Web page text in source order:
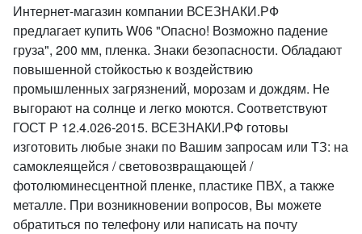
Интернет-магазин компании ВСЕЗНАКИ.РФ
предлагает купить W06 "Опасно! Возможно падение
груза", 200 мм, пленка. Знаки безопасности. Обладают
повышенной стойкостью к воздействию
промышленных загрязнений, морозам и дождям. Не
выгорают на солнце и легко моются. Соответствуют
ГОСТ Р 12.4.026-2015. ВСЕЗНАКИ.РФ готовы
изготовить любые знаки по Вашим запросам или ТЗ: на
самоклеящейся / световозвращающей /
фотолюминесцентной пленке, пластике ПВХ, а также
металле. При возникновении вопросов, Вы можете
обратиться по телефону или написать на почту